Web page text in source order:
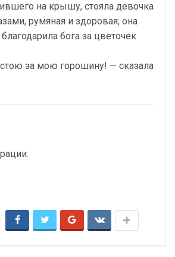
на крышу, стояла девочка
румяная и здоровая; она
бога за цветочек
за мою горошину! — сказала